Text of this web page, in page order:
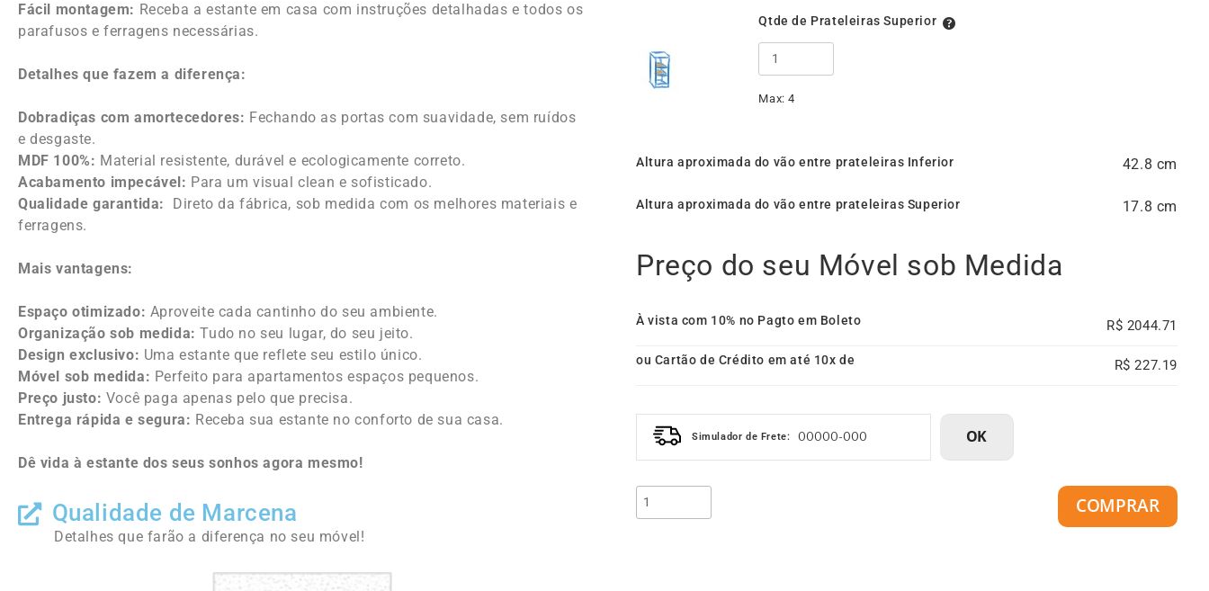
Fácil montagem: Receba a estante em casa com instruções detalhadas e todos os
parafusos e ferragens necessárias.
Detalhes que fazem a diferença:
Dobradiças com amortecedores: Fechando as portas com suavidade, sem ruídos
e desgaste.
MDF 100%: Material resistente, durável e ecologicamente correto.
Acabamento impecável: Para um visual clean e sofisticado.
Qualidade garantida:
Direto da fábrica, sob medida com os melhores materiais e
ferragens.
Mais vantagens:
Espaço otimizado: Aproveite cada cantinho do seu ambiente.
Organização sob medida: Tudo no seu lugar, do seu jeito.
Design exclusivo: Uma estante que reflete seu estilo único.
Móvel sob medida: Perfeito para apartamentos espaços pequenos.
Preço justo: Você paga apenas pelo que precisa.
Entrega rápida e segura: Receba sua estante no conforto de sua casa.
Dê vida à estante dos seus sonhos agora mesmo!
Qualidade de Marcena
Detalhes que farão a diferença no seu móvel!
Qtde de Prateleiras Superior
Max: 4
Altura aproximada do vão entre prateleiras Inferior 42.8
Altura aproximada do vão entre prateleiras Superior 17.8
Preço do seu Móvel sob Medida
À vista com 10% no Pagto em Boleto 2044.71
ou Cartão de Crédito em até 10x de 227.19
Simulador de Frete: OK
COMPRAR